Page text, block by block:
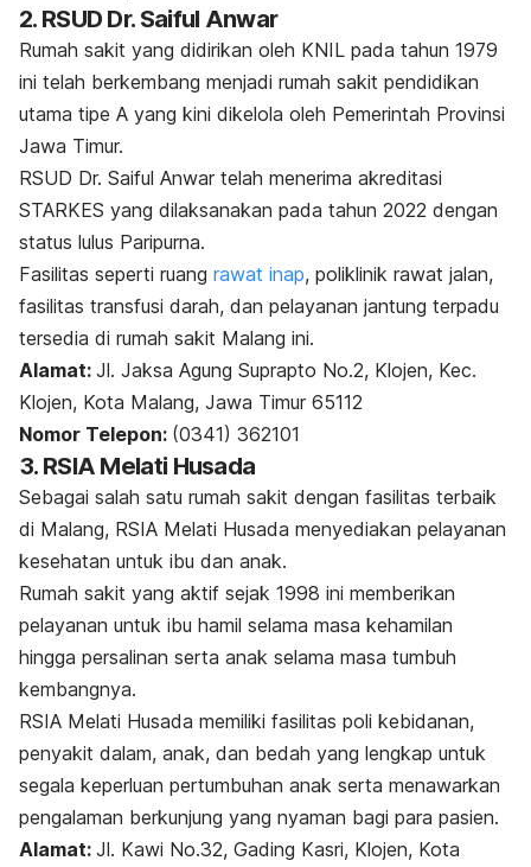
2. RSUD Dr. Saiful Anwar
Rumah sakit yang didirikan oleh KNIL pada tahun 1979
ini telah berkembang menjadi rumah sakit pendidikan
utama tipe A yang kini dikelola oleh Pemerintah Provinsi
Jawa Timur.
RSUD Dr. Saiful Anwar telah menerima akreditasi
STARKES yang dilaksanakan pada tahun 2022 dengan
status lulus Paripurna.
Fasilitas seperti ruang rawat inap, poliklinik rawat jalan,
fasilitas transfusi darah, dan pelayanan jantung terpadu
tersedia di rumah sakit Malang ini.
Alamat: Jl. Jaksa Agung Suprapto No.2, Klojen, Kec.
Klojen, Kota Malang, Jawa Timur 65112
Nomor Telepon: (0341) 362101
3. RSIA Melati Husada
Sebagai salah satu rumah sakit dengan fasilitas terbaik
di Malang, RSIA Melati Husada menyediakan pelayanan
kesehatan untuk ibu dan anak.
Rumah sakit yang aktif sejak 1998 ini memberikan
pelayanan untuk ibu hamil selama masa kehamilan
hingga persalinan serta anak selama masa tumbuh
kembangnya.
RSIA Melati Husada memiliki fasilitas poli kebidanan,
penyakit dalam, anak, dan bedah yang lengkap untuk
segala keperluan pertumbuhan anak serta menawarkan
pengalaman berkunjung yang nyaman bagi para pasien.
Alamat: Jl. Kawi No.32, Gading Kasri, Klojen, Kota